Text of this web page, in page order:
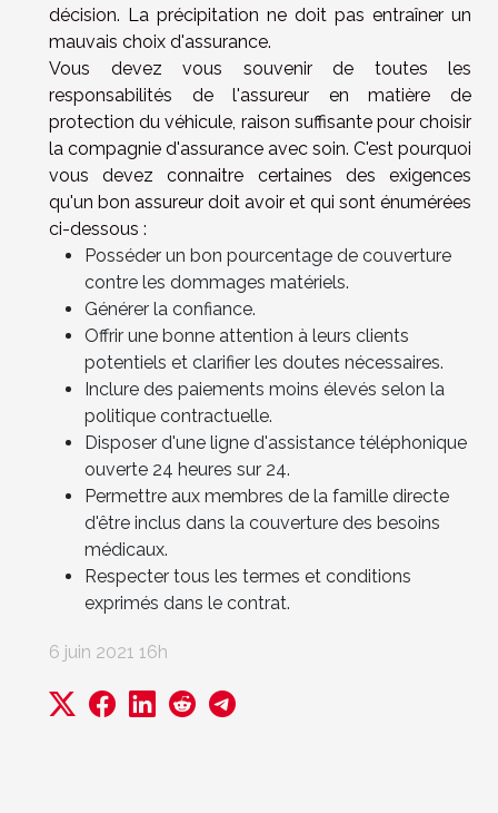
décision. La précipitation ne doit pas entraîner un
mauvais choix d'assurance.
Vous devez vous souvenir de toutes les
responsabilités de l'assureur en matière de
protection du véhicule, raison suffisante pour choisir
la compagnie d'assurance avec soin. C'est pourquoi
vous devez connaitre certaines des exigences
qu'un bon assureur doit avoir et qui sont énumérées
ci-dessous :
Posséder un bon pourcentage de couverture
contre les dommages matériels.
Générer la confiance.
Offrir une bonne attention à leurs clients
potentiels et clarifier les doutes nécessaires.
Inclure des paiements moins élevés selon la
politique contractuelle.
Disposer d'une ligne d'assistance téléphonique
ouverte 24 heures sur 24.
Permettre aux membres de la famille directe
d'être inclus dans la couverture des besoins
médicaux.
Respecter tous les termes et conditions
exprimés dans le contrat.
6 juin 2021 16h